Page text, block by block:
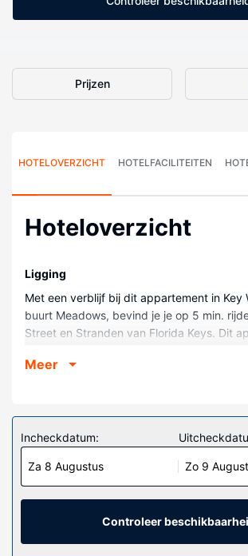
Prijzen
HOTELOVERZICHT HOTELFACILITEITEN
Hoteloverzicht
Ligging
Met een verblijf bij dit appartement in Key
buurt Meadows, bevind je je op 5 min.
Street en Stranden van Florida Keys. Dit
van Smathers Beach.
Maak het je gemakkelijk in dit
Algemene voorziening
Profiteer zoveel mogelijk van recreatieve
tennisbaan en fitnessfaciliteiten. Dit
ook oppasservices, hulp bij uitstapjes/
Meer
Incheckdatum:
Za 8 Augustus Zo 9
Controleer